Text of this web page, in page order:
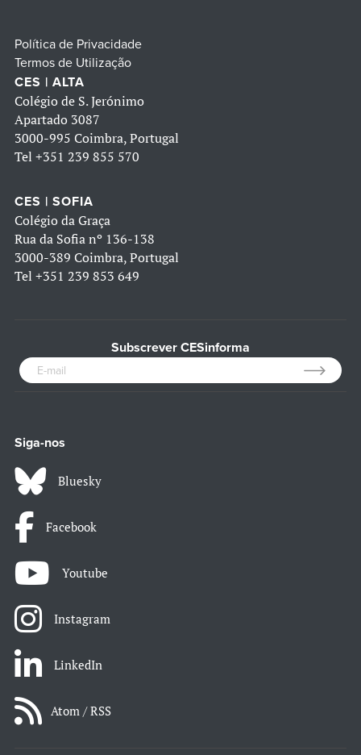
Política de Privacidade
Termos de Utilização
CES | ALTA
Colégio de S. Jerónimo
Apartado 3087
3000-995 Coimbra, Portugal
Tel +351 239 855 570
CES | SOFIA
Colégio da Graça
Rua da Sofia nº 136-138
3000-389 Coimbra, Portugal
Tel +351 239 853 649
Subscrever CESinforma
Siga-nos
Bluesky
Facebook
Youtube
Instagram
LinkedIn
Atom / RSS